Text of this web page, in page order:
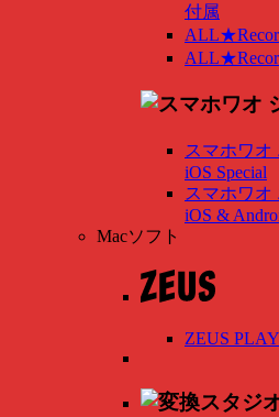
付属
スマホワオ
iOS Special
スマホワオ
iOS &
Macソフト
ZEUS